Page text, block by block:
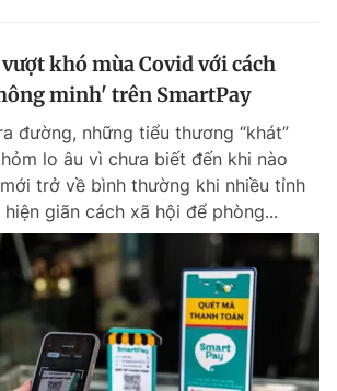
khó mùa Covid với cách
minh' trên SmartPay
đường, những tiểu thương “khát”
lo âu vì chưa biết đến khi nào
trở về bình thường khi nhiều tỉnh
giãn cách xã hội để phòng...